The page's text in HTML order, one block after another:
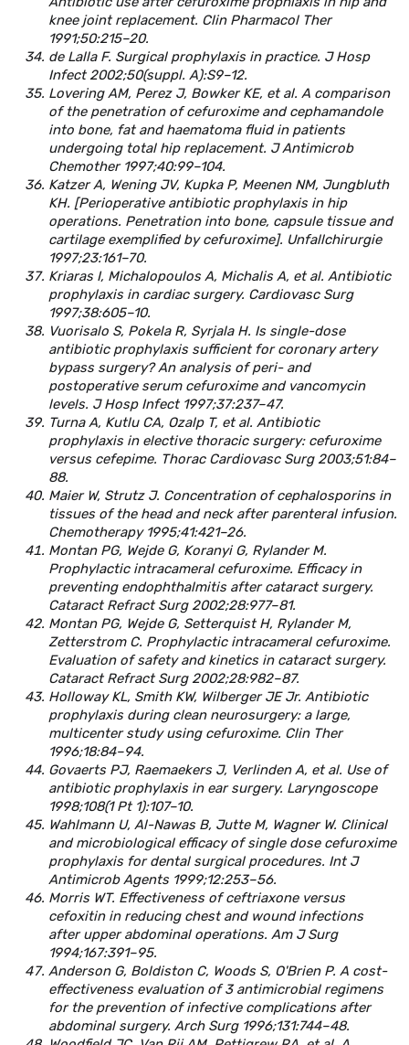
knee joint replacement. Clin Pharmacol Ther
1991;50:215–20.
de Lalla F. Surgical prophylaxis in practice. J Hosp
Infect 2002;50(suppl. A):S9–12.
Lovering AM, Perez J, Bowker KE, et al. A comparison
of the penetration of cefuroxime and cephamandole
into bone, fat and haematoma fluid in patients
undergoing total hip replacement. J Antimicrob
Chemother 1997;40:99–104.
Katzer A, Wening JV, Kupka P, Meenen NM, Jungbluth
KH. [Perioperative antibiotic prophylaxis in hip
operations. Penetration into bone, capsule tissue and
cartilage exemplified by cefuroxime]. Unfallchirurgie
1997;23:161–70.
Kriaras I, Michalopoulos A, Michalis A, et al. Antibiotic
prophylaxis in cardiac surgery. Cardiovasc Surg
1997;38:605–10.
Vuorisalo S, Pokela R, Syrjala H. Is single-dose
antibiotic prophylaxis sufficient for coronary artery
bypass surgery? An analysis of peri- and
postoperative serum cefuroxime and vancomycin
levels. J Hosp Infect 1997;37:237–47.
Turna A, Kutlu CA, Ozalp T, et al. Antibiotic
prophylaxis in elective thoracic surgery: cefuroxime
versus cefepime. Thorac Cardiovasc Surg 2003;51:84–
88.
Maier W, Strutz J. Concentration of cephalosporins in
tissues of the head and neck after parenteral infusion.
Chemotherapy 1995;41:421–26.
Montan PG, Wejde G, Koranyi G, Rylander M.
Prophylactic intracameral cefuroxime. Efficacy in
preventing endophthalmitis after cataract surgery.
Cataract Refract Surg 2002;28:977–81.
Montan PG, Wejde G, Setterquist H, Rylander M,
Zetterstrom C. Prophylactic intracameral cefuroxime.
Evaluation of safety and kinetics in cataract surgery.
Cataract Refract Surg 2002;28:982–87.
Holloway KL, Smith KW, Wilberger JE Jr. Antibiotic
prophylaxis during clean neurosurgery: a large,
multicenter study using cefuroxime. Clin Ther
1996;18:84–94.
Govaerts PJ, Raemaekers J, Verlinden A, et al. Use of
antibiotic prophylaxis in ear surgery. Laryngoscope
1998;108(1 Pt 1):107–10.
Wahlmann U, Al-Nawas B, Jutte M, Wagner W. Clinical
and microbiological efficacy of single dose cefuroxime
prophylaxis for dental surgical procedures. Int J
Antimicrob Agents 1999;12:253–56.
Morris WT. Effectiveness of ceftriaxone versus
cefoxitin in reducing chest and wound infections
after upper abdominal operations. Am J Surg
1994;167:391–95.
Anderson G, Boldiston C, Woods S, O'Brien P. A cost-
effectiveness evaluation of 3 antimicrobial regimens
for the prevention of infective complications after
abdominal surgery. Arch Surg 1996;131:744–48.